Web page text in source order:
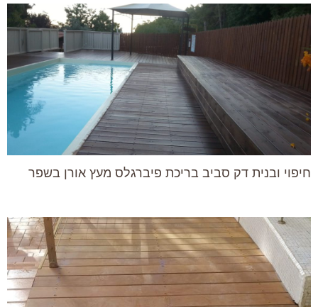
חיפוי ובנית דק סביב בריכת פיברגלס מעץ אורן בשפר